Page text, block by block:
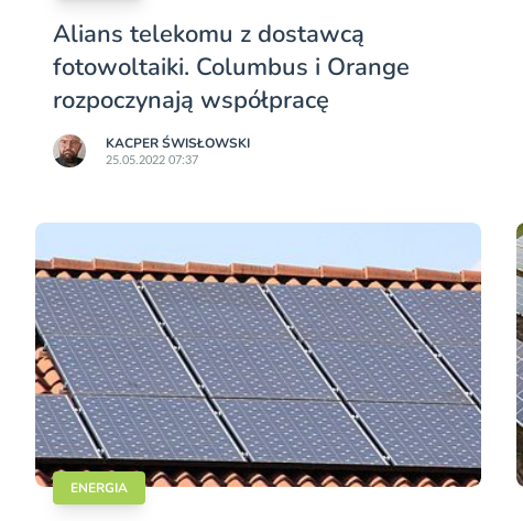
Alians telekomu z dostawcą
fotowoltaiki. Columbus i Orange
rozpoczynają współpracę
KACPER ŚWISŁO­WSKI
25.05.2022 07:37
ENERGIA